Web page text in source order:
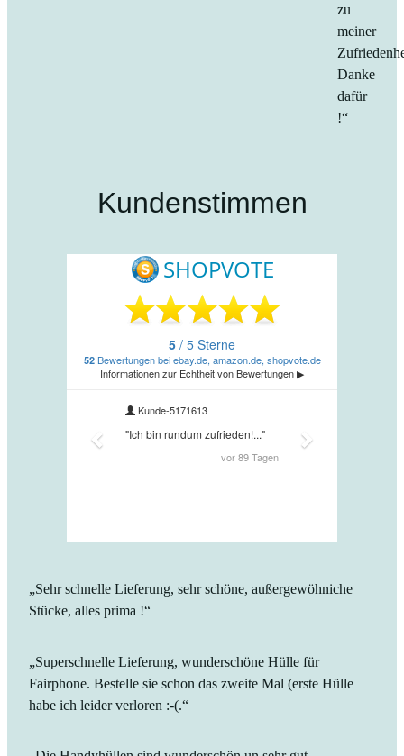
zu
meiner
Danke
dafür
!“
Kundenstimmen
„Sehr schnelle Lieferung, sehr schöne, außergewöhniche
Stücke, alles prima !“
„Superschnelle Lieferung, wunderschöne Hülle für
Fairphone. Bestelle sie schon das zweite Mal (erste Hülle
habe ich leider verloren :-(.“